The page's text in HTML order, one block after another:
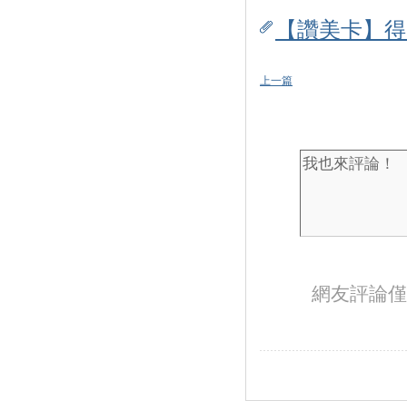
【讚美卡】
上一篇
網友評論